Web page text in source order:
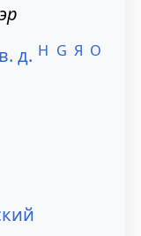
д. H G Я O